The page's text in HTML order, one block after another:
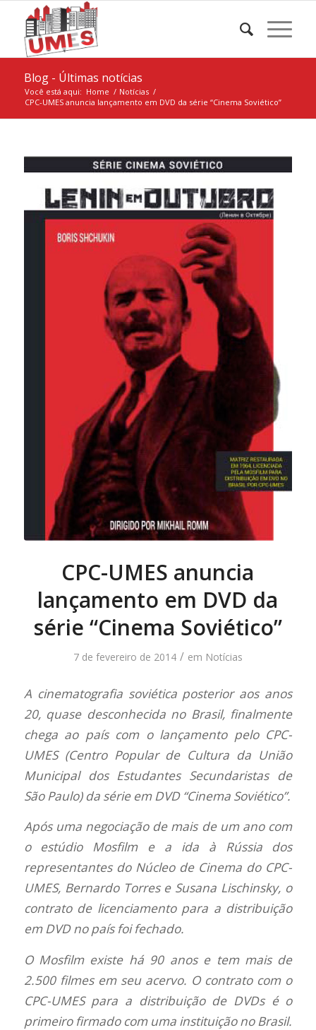
Blog - Últimas notícias
Você está aqui: Home / Notícias /
CPC-UMES anuncia lançamento em DVD da série “Cinema Soviético”
CPC-UMES anuncia
lançamento em DVD da
série “Cinema Soviético”
7 de fevereiro de 2014 / em Notícias
A cinematografia soviética posterior aos anos
20, quase desconhecida no Brasil, finalmente
chega ao país com o lançamento pelo CPC-
UMES (Centro Popular de Cultura da União
Municipal dos Estudantes Secundaristas de
São Paulo) da série em DVD “Cinema Soviético”.
Após uma negociação de mais de um ano com
o estúdio Mosfilm e a ida à Rússia dos
representantes do Núcleo de Cinema do CPC-
UMES, Bernardo Torres e Susana Lischinsky, o
contrato de licenciamento para a distribuição
em DVD no país foi fechado.
O Mosfilm existe há 90 anos e tem mais de
2.500 filmes em seu acervo. O contrato com o
CPC-UMES para a distribuição de DVDs é o
primeiro firmado com uma instituição no Brasil.